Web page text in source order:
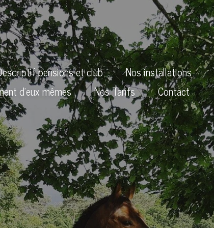
pensions et club Nos installations
d'eux mêmes Nos Tarifs Contact